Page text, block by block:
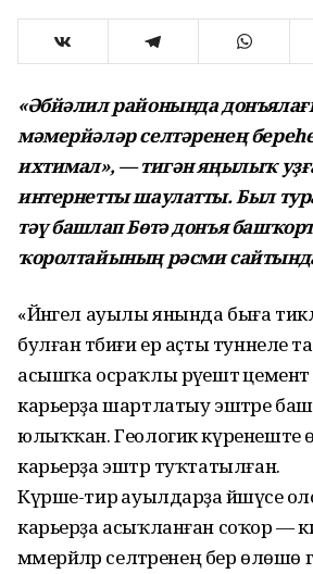
«Әбйәлил районында
мәмерйәләр селтәренең
ихтимал», — тигән яңылыҡ
интернетты шаулатты. Был
тәү башлап Бөтә донъя
ҡоролтайының рәсми
«Йәнгел ауылы янында быға
булған тәбиғи ер аҫты туннеле
асышҡа осраҡлы рәүештә цемент
карьерҙа шартлатыу эштәре
юлыҡҡан. Геологик күренеште
карьерҙа эштәр туҡтатылған.
Күрше-тирә ауылдарҙа йәшәүсе
карьерҙа асыҡланған соҡор —
мәмерйәләр селтәренең бер өлөшө